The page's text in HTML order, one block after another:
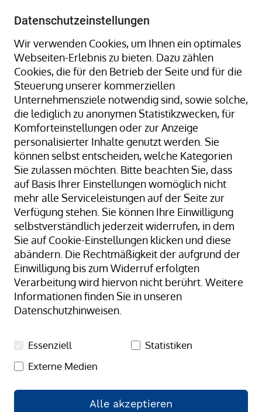
Datenschutzeinstellungen
Wir verwenden Cookies, um Ihnen ein optimales
Webseiten-Erlebnis zu bieten. Dazu zählen
Cookies, die für den Betrieb der Seite und für die
Steuerung unserer kommerziellen
Unternehmensziele notwendig sind, sowie solche,
die lediglich zu anonymen Statistikzwecken, für
Komforteinstellungen oder zur Anzeige
personalisierter Inhalte genutzt werden. Sie
können selbst entscheiden, welche Kategorien
Sie zulassen möchten. Bitte beachten Sie, dass
auf Basis Ihrer Einstellungen womöglich nicht
mehr alle Serviceleistungen auf der Seite zur
Verfügung stehen. Sie können Ihre Einwilligung
selbstverständlich jederzeit widerrufen, in dem
Sie auf Cookie-Einstellungen klicken und diese
abändern. Die Rechtmäßigkeit der aufgrund der
Einwilligung bis zum Widerruf erfolgten
Verarbeitung wird hiervon nicht berührt. Weitere
Informationen finden Sie in unseren
Datenschutzhinweisen.
Essenziell
Statistiken
Externe Medien
Alle akzeptieren
Home
Gummiringe + Gummibänder
Gummiringe + Gummibänder Naturkautschuk
Gummibänder, natur/transparent; 40 mm Ø x 2 x 1 mm;
lose geschüttet
Zum
Ende
der
Bildergalerie
springen